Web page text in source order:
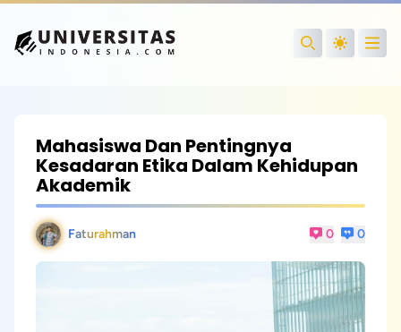
Search
Mahasiswa Dan Pentingnya
Kesadaran Etika Dalam Kehidupan
Akademik
Faturahman 0 0